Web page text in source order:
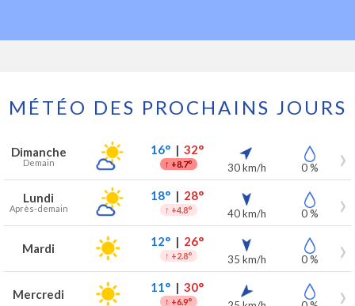
MÉTÉO DES PROCHAINS JOURS
Prévisions météo à Edegem pour les 7 prochains jours
Jour Météo Températures Vent Précipitations
Dimanche
Demain
16°| 32°
↑ +8.7° 30 km/h 0 %
Lundi
Après-demain
18°| 28°
↑ +4.8° 40 km/h 0 %
Mardi 12°| 26°
↑ +2.8° 35 km/h 0 %
Mercredi 11°| 30°
↑ +6.9°